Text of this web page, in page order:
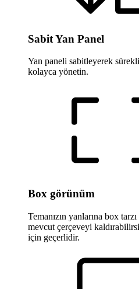
Sabit Yan Panel
Yan paneli sabitleyerek
kolayca yönetin.
Box görünüm
Temanızın yanlarına box
mevcut çerçeveyi
için geçerlidir.